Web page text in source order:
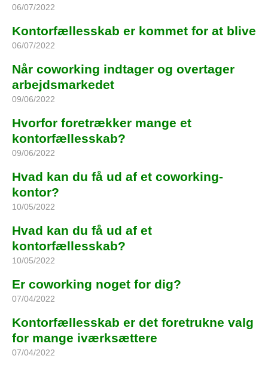
06/07/2022
Kontorfællesskab er kommet for at blive
06/07/2022
Når coworking indtager og overtager
arbejdsmarkedet
09/06/2022
Hvorfor foretrækker mange et
kontorfællesskab?
09/06/2022
Hvad kan du få ud af et coworking-
kontor?
10/05/2022
Hvad kan du få ud af et
kontorfællesskab?
10/05/2022
Er coworking noget for dig?
07/04/2022
Kontorfællesskab er det foretrukne valg
for mange iværksættere
07/04/2022